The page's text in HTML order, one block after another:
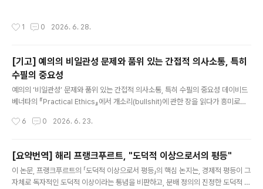
1 0 2026. 6. 28.
[기고] 예의의 비일관성 문제와 품위 있는 간접적 의사소통, 특히
수필의 중요성
예의의 ‘비일관성’ 문제와 품위 있는 간접적 의사소통, 특히 수필의 중요성 데이비드
베너타의 『Practical Ethics』에서 개소리(bullshit)에 관한 장을 읽다가 흥미로운
더 예의에 어긋난다고 여겨지는 경우가 많다는 것이다. 베너타는 이것이 개소리에만
다면 그것은 분명 예의에 어긋나는 행동이다. 그러나 그에게 "당신은 대화를 독점하
고 있습니다"라고 말하는 사람은 종종 그보다 더 예의에 어긋난 사람으로 평가된다.
베너타는 이것을 ‘예의의 비일관성’(inconsistency of politeness)이라고 말한
다. 그리고 그런 비일관성..
6 0 2026. 6. 23.
[요약번역] 해리 프랭크푸르트, "도덕적 이상으로서의 평등"
이 논문, 프랭크푸르트의 「도덕적 이상으로서 평등」의 핵심 논지는, 경제적 평등이 그
자체로 독자적인 도덕적 이상이라는 통념을 비판하고, 분배 정의의 진정한 도덕적 기